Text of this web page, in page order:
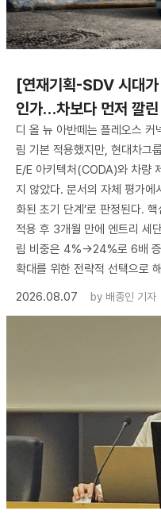
[연재기획-SDV 시대
인가…차보다 먼저 깔린
디 올 뉴 아반떼는 플레오스 커
림 기본 적용했지만, 현대차그
E/E 아키텍처(CODA)와 차량
지 않았다. 문서의 자체 평가에
화된 초기 단계’로 판정된다.
적용 후 3개월 만에 엔트리 세
림 비중은 4%→24%로 6배 증
확대를 위한 전략적 선택으로
2026.08.07
by 배종인 기자